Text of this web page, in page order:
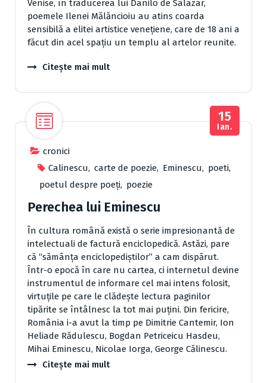
Venise, în traducerea lui Danilo de Salazar,
poemele Ilenei Mălăncioiu au atins coarda
sensibilă a elitei artistice veneţiene, care de 18 ani a
făcut din acel spaţiu un templu al artelor reunite.
Citește mai mult
cronici
Calinescu, carte de poezie, Eminescu, poeti,
poetul despre poeți, poezie
15
Ian.
Perechea lui Eminescu
În cultura română există o serie impresionantă de
intelectuali de factură enciclopedică. Astăzi, pare
că “sămânţa enciclopediştilor” a cam dispărut.
Într-o epocă în care nu cartea, ci internetul devine
instrumentul de informare cel mai intens folosit,
virtuţile pe care le clădeşte lectura paginilor
tipărite se întâlnesc la tot mai puţini. Din fericire,
România i-a avut la timp pe Dimitrie Cantemir, Ion
Heliade Rădulescu, Bogdan Petriceicu Hasdeu,
Mihai Eminescu, Nicolae Iorga, George Călinescu.
Citește mai mult